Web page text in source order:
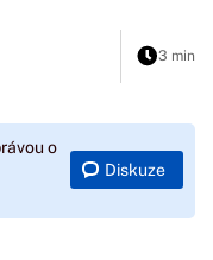
3 min
o
Diskuze